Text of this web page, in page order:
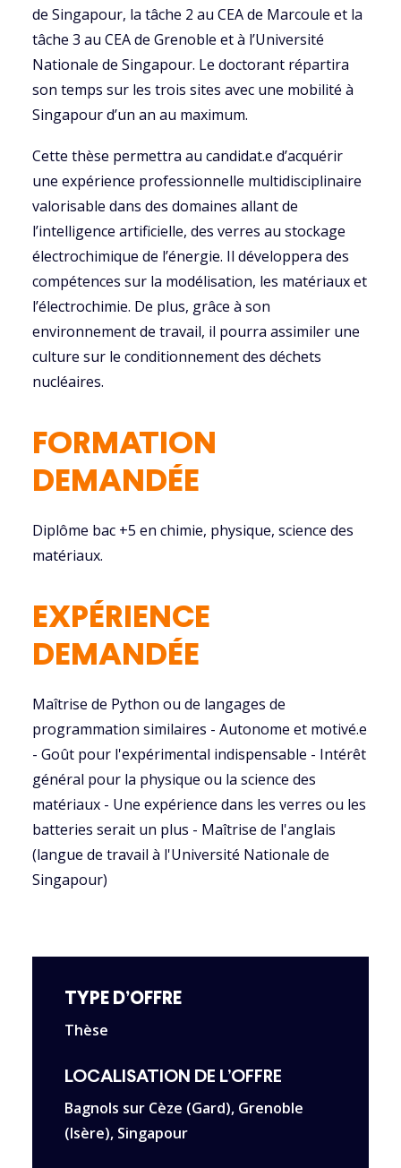
TYPE D’OFFRE
Thèse
LOCALISATION DE L’OFFRE
Bagnols sur Cèze (Gard), Grenoble
(Isère), Singapour
de Singapour, la tâche 2 au CEA de Marcoule et la
tâche 3 au CEA de Grenoble et à l’Université
Nationale de Singapour. Le doctorant répartira
son temps sur les trois sites avec une mobilité à
Singapour d’un an au maximum.
Cette thèse permettra au candidat.e d’acquérir
une expérience professionnelle multidisciplinaire
valorisable dans des domaines allant de
l’intelligence artificielle, des verres au stockage
électrochimique de l’énergie. Il développera des
compétences sur la modélisation, les matériaux et
l’électrochimie. De plus, grâce à son
environnement de travail, il pourra assimiler une
culture sur le conditionnement des déchets
nucléaires.
FORMATION
DEMANDÉE
Diplôme bac +5 en chimie, physique, science des
matériaux.
EXPÉRIENCE
DEMANDÉE
Maîtrise de Python ou de langages de
programmation similaires - Autonome et motivé.e
- Goût pour l'expérimental indispensable - Intérêt
général pour la physique ou la science des
matériaux - Une expérience dans les verres ou les
batteries serait un plus - Maîtrise de l'anglais
(langue de travail à l'Université Nationale de
Singapour)